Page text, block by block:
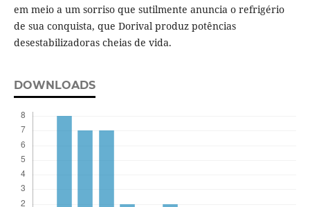
em meio a um sorriso que sutilmente anuncia o refrigério
de sua conquista, que Dorival produz potências
desestabilizadoras cheias de vida.
DOWNLOADS